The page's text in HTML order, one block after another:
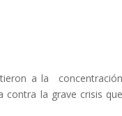
a la concentración
contra la grave crisis que